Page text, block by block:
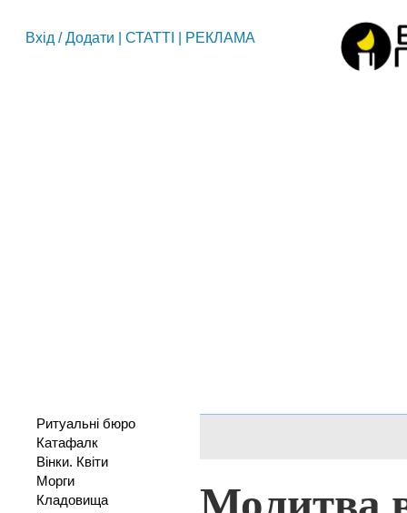
Вхід /Додати СТАТТІ РЕКЛАМА
Ритуальні бюро
Катафалк
Вінки. Квіти
Морги
Кладовища